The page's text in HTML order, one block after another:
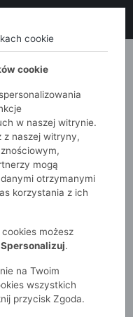
- 5.10.15.
cookie
cookie
w naszej witrynie.
z naszej witryny,
mogą
otrzymanymi
korzystania z ich
możesz
Spersonalizuj.
na Twoim
wszystkich
przycisk Zgoda.